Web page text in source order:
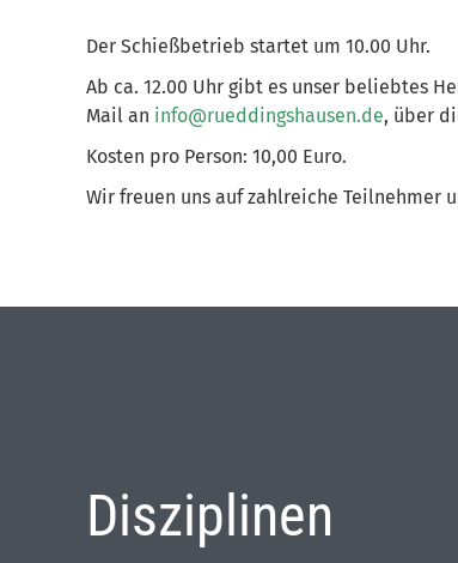
Der Schießbetrieb startet um 10.00 Uhr.
Ab ca. 12.00 Uhr gibt es unser beliebtes
Mail an info@rueddingshausen.de, über
Kosten pro Person: 10,00 Euro.
Wir freuen uns auf zahlreiche Teilnehmer
Disziplinen